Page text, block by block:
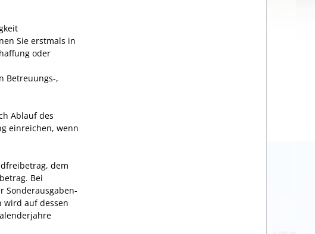
Sie erstmals in
oder
Betreuungs-,
Ablauf des
einreichen, wenn
dem
Bei
Sonderausgaben-
wird auf dessen